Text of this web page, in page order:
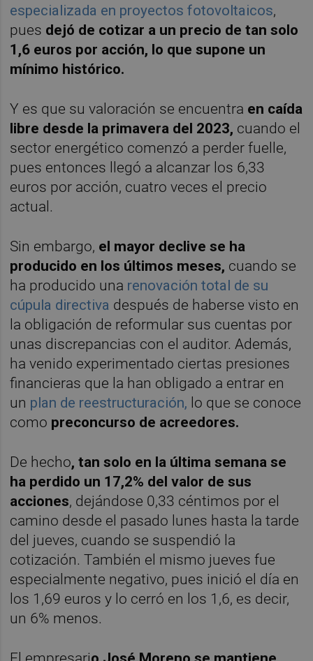
especializada en proyectos fotovoltaicos,
pues dejó de cotizar a un precio de tan solo
1,6 euros por acción, lo que supone un
mínimo histórico.
Y es que su valoración se encuentra en caída
libre desde la primavera del 2023, cuando el
sector energético comenzó a perder fuelle,
pues entonces llegó a alcanzar los 6,33
euros por acción, cuatro veces el precio
actual.
Sin embargo, el mayor declive se ha
producido en los últimos meses, cuando se
ha producido una renovación total de su
cúpula directiva después de haberse visto en
la obligación de reformular sus cuentas por
unas discrepancias con el auditor. Además,
ha venido experimentado ciertas presiones
financieras que la han obligado a entrar en
un plan de reestructuración, lo que se conoce
como preconcurso de acreedores.
De hecho, tan solo en la última semana se
ha perdido un 17,2% del valor de sus
acciones, dejándose 0,33 céntimos por el
camino desde el pasado lunes hasta la tarde
del jueves, cuando se suspendió la
cotización. También el mismo jueves fue
especialmente negativo, pues inició el día en
los 1,69 euros y lo cerró en los 1,6, es decir,
un 6% menos.